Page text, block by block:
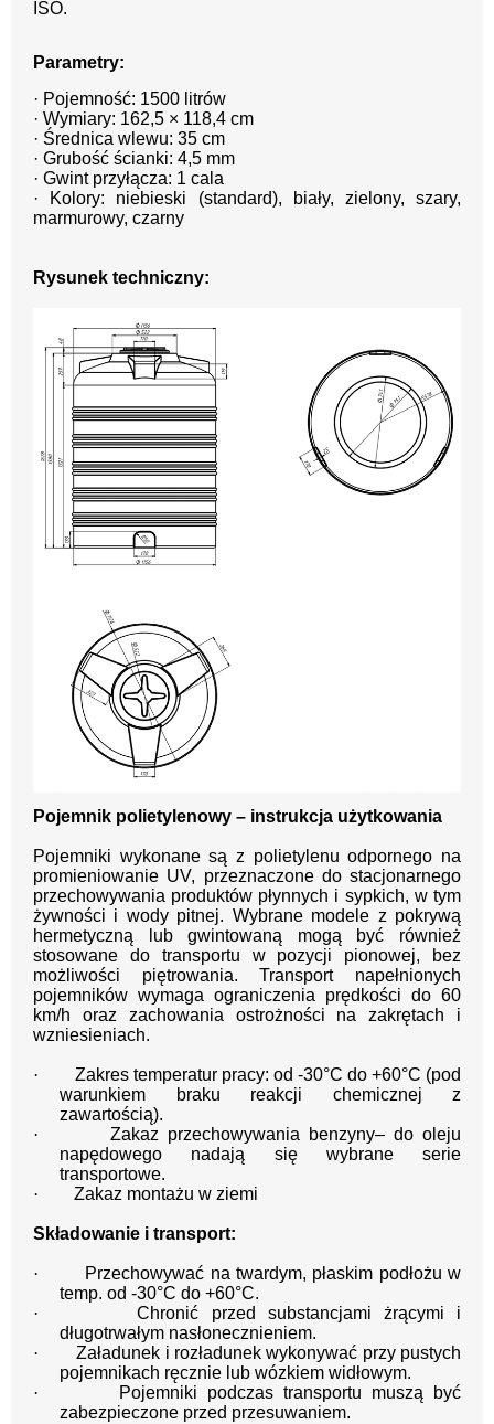
ISO.
Parametry:
· Pojemność: 1500 litrów
· Wymiary: 162,5 × 118,4 cm
· Średnica wlewu: 35 cm
· Grubość ścianki: 4,5 mm
· Gwint przyłącza: 1 cala
· Kolory: niebieski (standard), biały, zielony, szary,
marmurowy, czarny
Rysunek techniczny:
Pojemnik polietylenowy – instrukcja użytkowania
Pojemniki wykonane są z polietylenu odpornego na
promieniowanie UV, przeznaczone do stacjonarnego
przechowywania produktów płynnych i sypkich, w tym
żywności i wody pitnej. Wybrane modele z pokrywą
hermetyczną lub gwintowaną mogą być również
stosowane do transportu w pozycji pionowej, bez
możliwości piętrowania. Transport napełnionych
pojemników wymaga ograniczenia prędkości do 60
km/h oraz zachowania ostrożności na zakrętach i
wzniesieniach.
·
Zakres temperatur pracy: od -30°C do +60°C (pod
warunkiem braku reakcji chemicznej z
zawartością).
·
Zakaz przechowywania benzyny– do oleju
napędowego nadają się wybrane serie
transportowe.
·
Zakaz montażu w ziemi
Składowanie i transport:
·
Przechowywać na twardym, płaskim podłożu w
temp. od -30°C do +60°C.
·
Chronić przed substancjami żrącymi i
długotrwałym nasłonecznieniem.
·
Załadunek i rozładunek wykonywać przy pustych
pojemnikach ręcznie lub wózkiem widłowym.
·
Pojemniki podczas transportu muszą być
zabezpieczone przed przesuwaniem.